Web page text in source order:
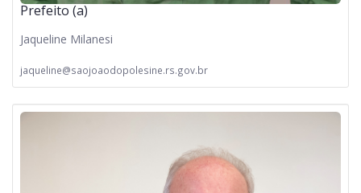
Prefeito (a)
Jaqueline Milanesi
jaqueline@saojoaodopolesine.rs.gov.br